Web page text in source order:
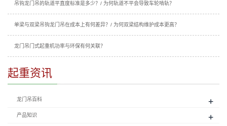
吊钩龙门吊的轨道平直度标准是多少？/ 为何轨道不平会导致车轮啃轨？
单梁与双梁吊钩龙门吊在成本上有何差异？/ 为何双梁结构维护成本更高？
龙门吊门式起重机功率与环保有何关联？
起重资讯
龙门吊百科 +
产品知识 +